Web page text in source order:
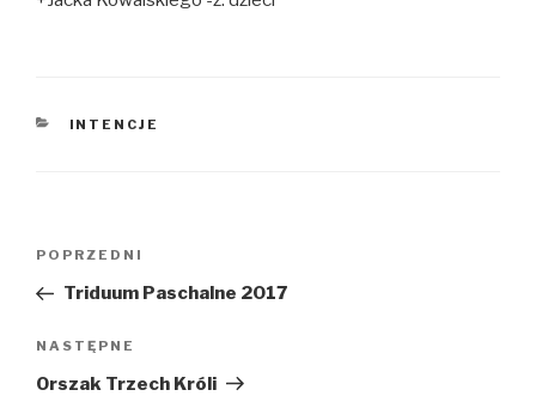
KATEGORIE
INTENCJE
Poprzedni
wpis
POPRZEDNI
Triduum Paschalne 2017
Następny
wpis
NASTĘPNE
Orszak Trzech Króli